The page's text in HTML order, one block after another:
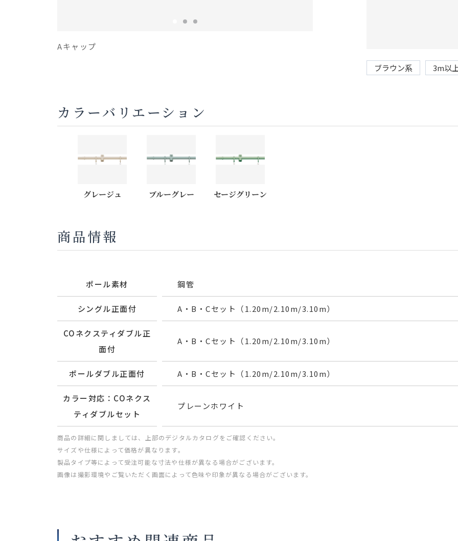
Aキャップ
ブラウン系 3m以
カラーバリエーション
グレージュ ブルーグレー セージグリーン
商品情報
ポール素材 鋼管
シングル正面付 A・B・Cセット（1.20m/2.10m/3.10m）
COネクスティダブル正
面付
A・B・Cセット（1.20m/2.10m/3.10m）
ポールダブル正面付 A・B・Cセット（1.20m/2.10m/3.10m）
カラー対応：COネクス
ティダブルセット
プレーンホワイト
商品の詳細に関しましては、上部のデジタルカタログをご確認ください。
サイズや仕様によって価格が異なります。
製品タイプ等によって受注可能な寸法や仕様が異なる場合がございます。
画像は撮影環境やご覧いただく画面によって色味や印象が異なる場合がございます。